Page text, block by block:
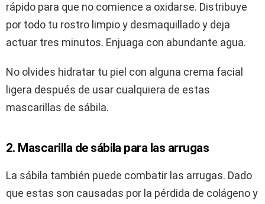
rápido para que no comience a oxidarse. Distribuye
por todo tu rostro limpio y desmaquillado y deja
actuar tres minutos. Enjuaga con abundante agua.
No olvides hidratar tu piel con alguna crema facial
ligera después de usar cualquiera de estas
mascarillas de sábila.
2. Mascarilla de sábila para las arrugas
La sábila también puede combatir las arrugas. Dado
que estas son causadas por la pérdida de colágeno y